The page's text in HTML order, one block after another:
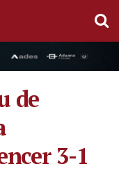
de
3-1